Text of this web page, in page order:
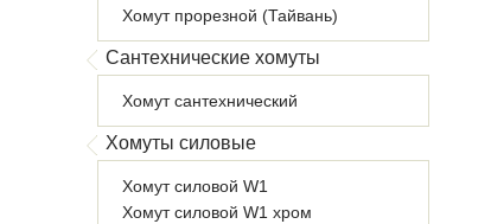
Хомут прорезной (Тайвань)
Сантехнические хомуты
Хомут сантехнический
Хомуты силовые
Хомут силовой W1
Хомут силовой W1 хром